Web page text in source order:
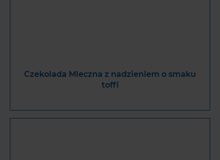
Czekolada Mleczna z nadzieniem o smaku
toffi